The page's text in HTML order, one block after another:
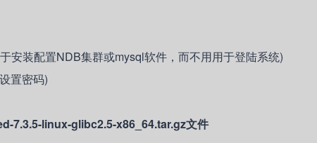
装配置NDB集群或mysql软件，而不用用于登陆系统)
置密码)
7.3.5-linux-glibc2.5-x86_64.tar.gz文件